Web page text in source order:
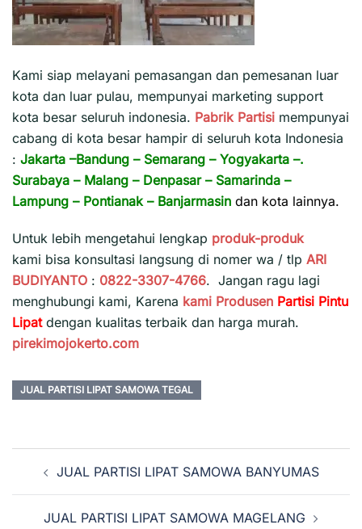
Kami siap melayani pemasangan dan pemesanan luar
kota dan luar pulau, mempunyai marketing support
kota besar seluruh indonesia. Pabrik Partisi mempunyai
cabang di kota besar hampir di seluruh kota Indonesia
: Jakarta –Bandung – Semarang – Yogyakarta –.
Surabaya – Malang – Denpasar– Samarinda –
Lampung – Pontianak – Banjarmasin dan kota lainnya.
Untuk lebih mengetahui lengkap produk-produk
kami bisa konsultasi langsung di nomer wa / tlp ARI
BUDIYANTO : 0822-3307-4766. Jangan ragu lagi
menghubungi kami, Karena kami Produsen Partisi Pintu
Lipat dengan kualitas terbaik dan harga murah.
pirekimojokerto.com
JUAL PARTISI LIPAT SAMOWA TEGAL
Navigasi
TulisanJUAL PARTISI LIPAT SAMOWA BANYUMAS
JUAL PARTISI LIPAT SAMOWA MAGELANG